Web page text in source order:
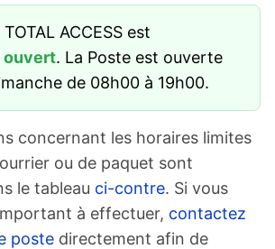
ACCESS est
ouvert. La Poste est ouverte
de 08h00 à 19h00.
concernant les horaires limites
ou de paquet sont
le tableau ci-contre. Si vous
à effectuer, contactez
poste directement afin de